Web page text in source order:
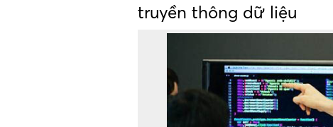
truyền thông dữ liệu